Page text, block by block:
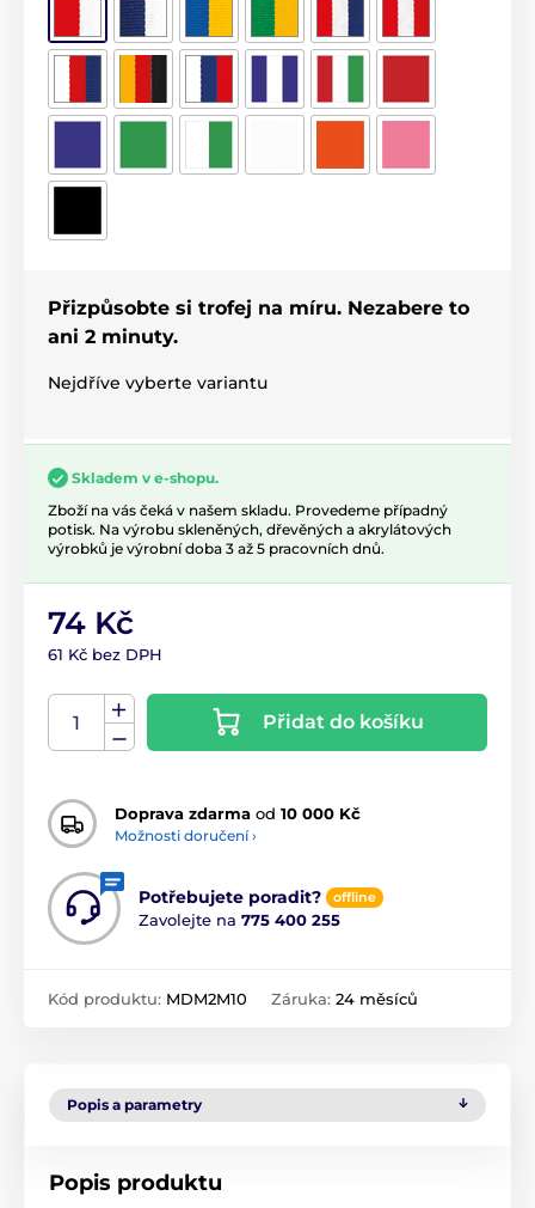
Přizpůsobte si trofej na míru. Nezabere to
ani 2 minuty.
Nejdříve vyberte variantu
Skladem v e-shopu.
Zboží na vás čeká v našem skladu. Provedeme případný
potisk. Na výrobu skleněných, dřevěných a akrylátových
výrobků je výrobní doba 3 až 5 pracovních dnů.
74 Kč
61 Kč bez DPH
Přidat do košíku
Doprava zdarma od 10 000 Kč
Možnosti doručení ›
Potřebujete poradit? offline
Zavolejte na 775 400 255
Kód produktu: MDM2M10 Záruka: 24 měsíců
Popis a parametry
Popis produktu